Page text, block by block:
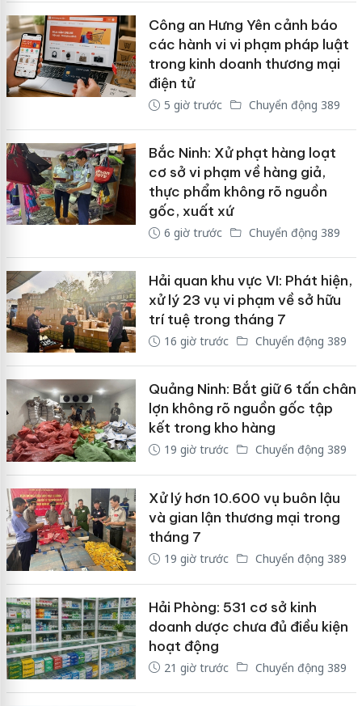
Công an Hưng Yên cảnh báo
các hành vi vi phạm pháp luật
trong kinh doanh thương mại
điện tử
5 giờ trước Chuyển động 389
Bắc Ninh: Xử phạt hàng loạt
cơ sở vi phạm về hàng giả,
thực phẩm không rõ nguồn
gốc, xuất xứ
6 giờ trước Chuyển động 389
Hải quan khu vực VI: Phát hiện,
xử lý 23 vụ vi phạm về sở hữu
trí tuệ trong tháng 7
16 giờ trước Chuyển động 389
Quảng Ninh: Bắt giữ 6 tấn chân
lợn không rõ nguồn gốc tập
kết trong kho hàng
19 giờ trước Chuyển động 389
Xử lý hơn 10.600 vụ buôn lậu
và gian lận thương mại trong
tháng 7
19 giờ trước Chuyển động 389
Hải Phòng: 531 cơ sở kinh
doanh dược chưa đủ điều kiện
hoạt động
21 giờ trước Chuyển động 389